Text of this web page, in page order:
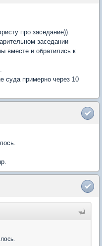
про заседание)).
заседании
вместе и обратились к
суда примерно через 10